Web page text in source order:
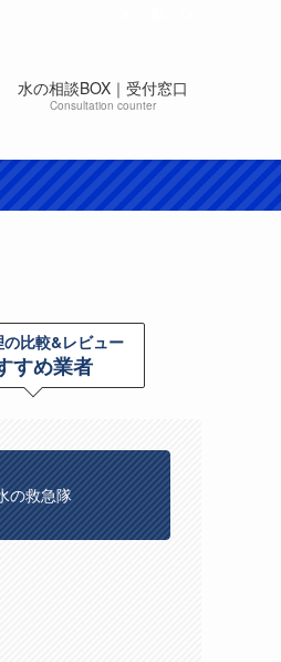
水の相談BOX｜受付窓口
Consultation counter
比較&レビュー
すめ業者
の救急隊